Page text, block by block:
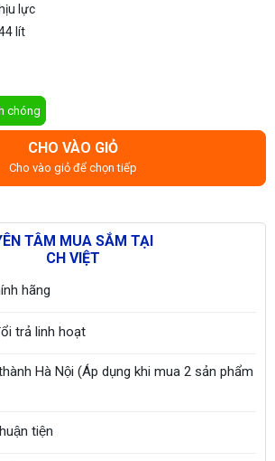
lực
lít
chóng
CHO VÀO GIỎ
Cho vào giỏ để chọn tiếp
TÂM MUA SẮM TẠI
CH VIỆT
hãng
trả linh hoạt
Hà Nội (Áp dụng khi mua 2 sản phẩm
tiện